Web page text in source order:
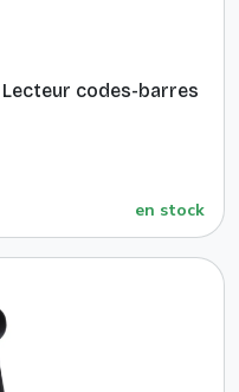
codes-barres
en stock